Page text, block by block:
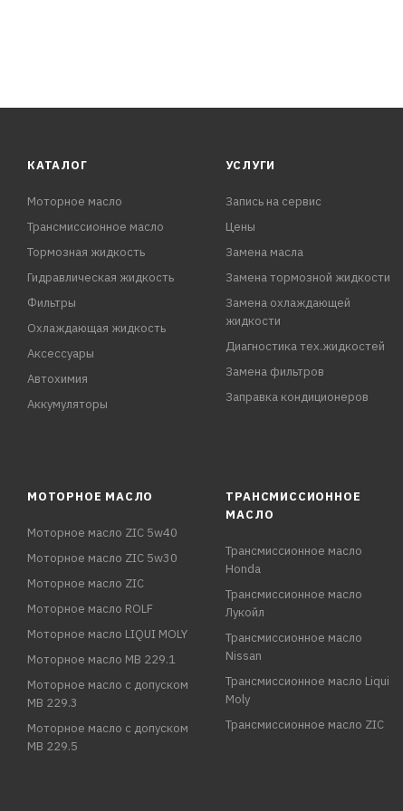
КАТАЛОГ
Моторное масло
Трансмиссионное масло
Тормозная жидкость
Гидравлическая жидкость
Фильтры
Охлаждающая жидкость
Аксессуары
Автохимия
Аккумуляторы
УСЛУГИ
Запись на сервис
Цены
Замена масла
Замена тормозной жидкости
Замена охлаждающей
жидкости
Диагностика тех.жидкостей
Замена фильтров
Заправка кондиционеров
МОТОРНОЕ МАСЛО
Моторное масло ZIC 5w40
Моторное масло ZIC 5w30
Моторное масло ZIC
Моторное масло ROLF
Моторное масло LIQUI MOLY
Моторное масло MB 229.1
Моторное масло с допуском
MB 229.3
Моторное масло с допуском
MB 229.5
ТРАНСМИССИОННОЕ
МАСЛО
Трансмиссионное масло
Honda
Трансмиссионное масло
Лукойл
Трансмиссионное масло
Nissan
Трансмиссионное масло Liqui
Moly
Трансмиссионное масло ZIC